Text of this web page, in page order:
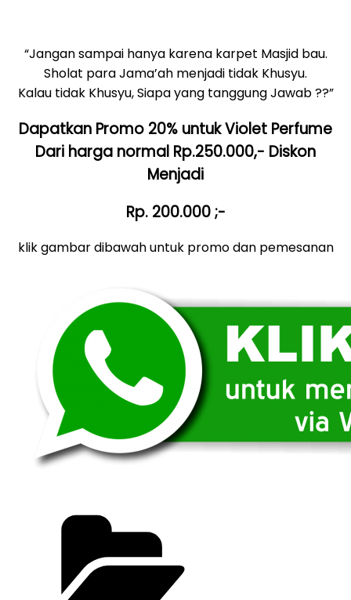
“Jangan sampai hanya karena karpet Masjid bau.
Sholat para Jama’ah menjadi tidak Khusyu.
Kalau tidak Khusyu, Siapa yang tanggung Jawab ??”
Dapatkan Promo 20% untuk Violet Perfume
Dari harga normal Rp.250.000,- Diskon
Menjadi
Rp. 200.000 ;-
klik gambar dibawah untuk promo dan pemesanan